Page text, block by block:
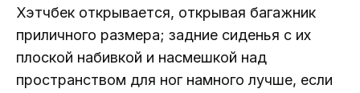
Хэтчбек открывается, открывая багажник
приличного размера; задние сиденья с их
плоской набивкой и насмешкой над
пространством для ног намного лучше, если